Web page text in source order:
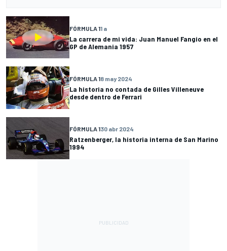
FÓRMULA 11 a
La carrera de mi vida: Juan Manuel Fangio en el
GP de Alemania 1957
FÓRMULA 18 may 2024
La historia no contada de Gilles Villeneuve
desde dentro de Ferrari
FÓRMULA 130 abr 2024
Ratzenberger, la historia interna de San Marino
1994